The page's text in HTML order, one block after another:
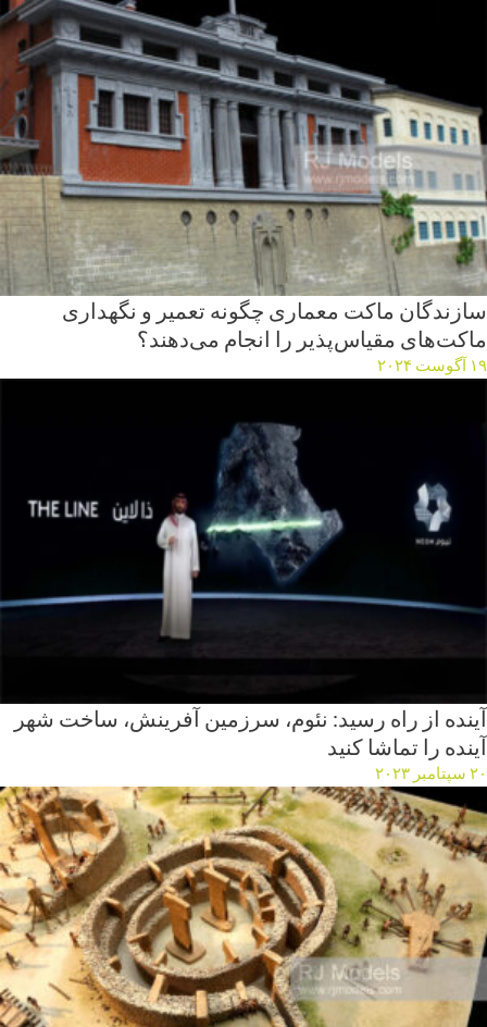
سازندگان ماکت معماری چگونه تعمیر و نگهداری
ماکت‌های مقیاس‌پذیر را انجام می‌دهند؟
۱۹ آگوست ۲۰۲۴
آینده از راه رسید: نئوم، سرزمین آفرینش، ساخت شهر
آینده را تماشا کنید
۲۰ سپتامبر ۲۰۲۳